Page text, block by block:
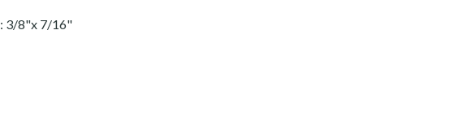
: 3/8"x 7/16"